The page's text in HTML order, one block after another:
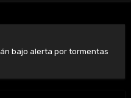
bajo alerta por tormentas